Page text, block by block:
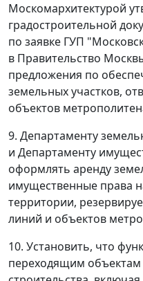
Москомархитектурой
градостроительной
по заявке ГУП
в Правительство
предложения по
земельных участков,
объектов
9. Департаменту
и Департаменту
оформлять аренду
имущественные права
территории,
линий и объектов
10. Установить, что
переходящим объектам